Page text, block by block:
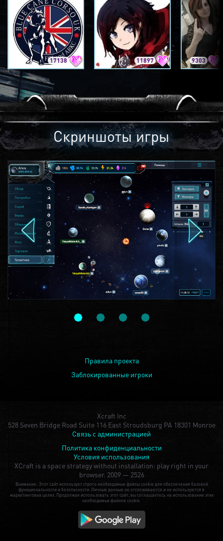
17138 11897 9303
Скриншоты игры
Правила проекта
Заблокированные игроки
Xcraft Inc
528 Seven Bridge Road Suite 116 East Stroudsburg PA 18301 Monroe
Связь с администрацией
Политика конфиденциальности
Условия использования
XCraft is a space strategy without installation: play right in your
browser. 2009 — 2526
Внимание: Этот сайт использует строго необходимые файлы cookie для обеспечения базовой
функциональности и безопасности. Личные данные не отслеживаются и не используются в
маркетинговых целях. Продолжая использовать этот сайт, вы соглашаетесь на использование этих
необходимых файлов cookie.